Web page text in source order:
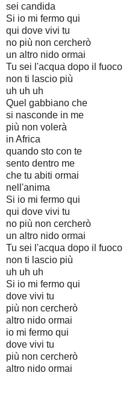
sei candida
Si io mi fermo qui
qui dove vivi tu
no più non cercherò
un altro nido ormai
Tu sei l'acqua dopo il fuoco
non ti lascio più
uh uh uh
Quel gabbiano che
si nasconde in me
più non volerà
in Africa
quando sto con te
sento dentro me
che tu abiti ormai
nell'anima
Si io mi fermo qui
qui dove vivi tu
no più non cercherò
un altro nido ormai
Tu sei l'acqua dopo il fuoco
non ti lascio più
uh uh uh
Si io mi fermo qui
dove vivi tu
più non cercherò
altro nido ormai
io mi fermo qui
dove vivi tu
più non cercherò
altro nido ormai